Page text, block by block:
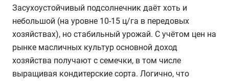
Засухоустойчивый подсолнечник даёт хоть и
небольшой (на уровне 10-15 ц/га в передовых
хозяйствах), но стабильный урожай. С учётом цен на
рынке масличных культур основной доход
хозяйства получают с семечки, в том числе
выращивая кондитерские сорта. Логично, что